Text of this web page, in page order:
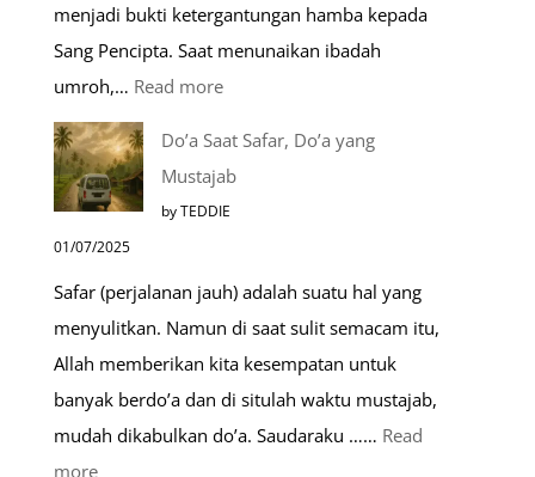
Kereta
menjadi bukti ketergantungan hamba kepada
Sang Pencipta. Saat menunaikan ibadah
umroh,… Read more:
Saat
Umroh
Do’a Saat Safar, Do’a yang
Mustajab
by TEDDIE
01/07/2025
Safar (perjalanan jauh) adalah suatu hal yang
menyulitkan. Namun di saat sulit semacam itu,
Allah memberikan kita kesempatan untuk
banyak berdo’a dan di situlah waktu mustajab,
mudah dikabulkan do’a. Saudaraku …… Read
more: